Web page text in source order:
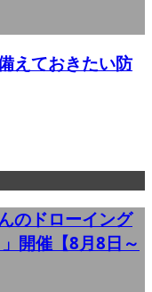
えておきたい防
のドローイング
開催【8月8日～